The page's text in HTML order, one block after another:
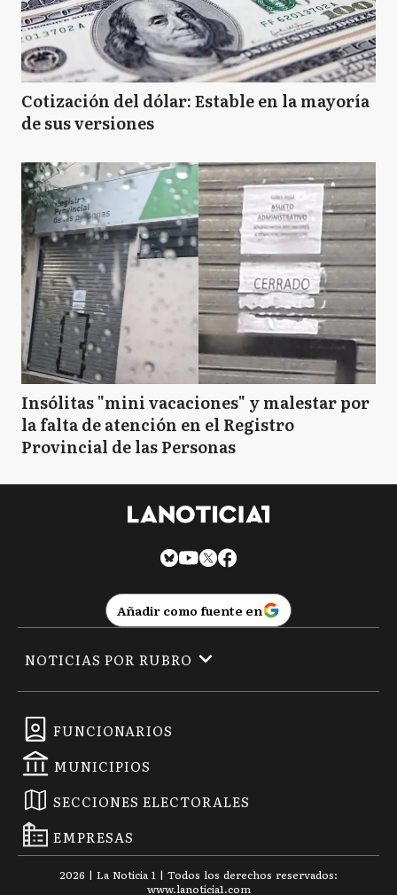
Cotización del dólar: Estable en la mayoría
de sus versiones
Insólitas "mini vacaciones" y malestar por
la falta de atención en el Registro
Provincial de las Personas
Añadir como fuente en
FUNCIONARIOS
MUNICIPIOS
SECCIONES ELECTORALES
EMPRESAS
NOTICIAS POR RUBRO
2026 | La Noticia 1 | Todos los derechos reservados:
www.lanoticia1.com